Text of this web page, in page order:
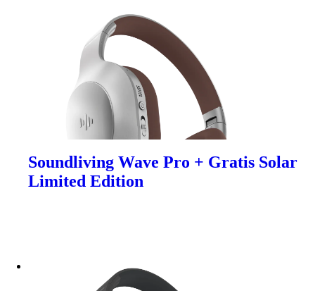
Soundliving Wave Pro + Gratis Solar
Limited Edition